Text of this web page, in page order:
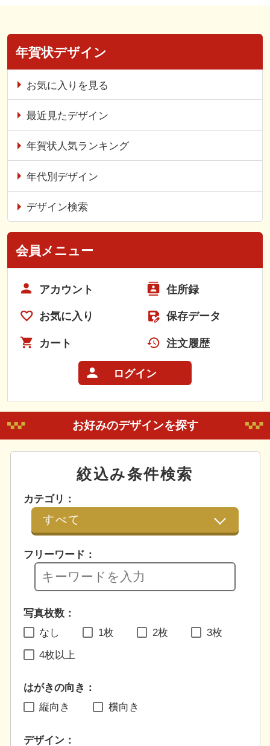
年賀状デザイン
お気に入りを見る
最近見たデザイン
年賀状人気ランキング
年代別デザイン
デザイン検索
会員メニュー
アカウント 住所録
お気に入り 保存データ
カート 注文履歴
ログイン
お好みのデザインを探す
絞込み条件検索
カテゴリ：
フリーワード：
写真枚数：
なし
1枚 2枚 3枚
4枚以上
はがきの向き：
縦向き
横向き
デザイン：